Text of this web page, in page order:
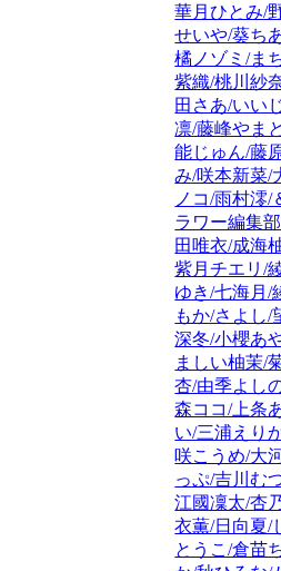
華月ひとみ/
せいや/葵ち
橘ノゾミ/ま
紫織/桃川紗
田さあ/いい
凛/藤峰やま
能じゅん/藤
み/咲本新菜/
ノコ/雨村澪/
ラワー編集
田唯衣/成海
紫月チエリ/
ゆき/七海月/
もか/さよし/
深冬/小櫻あ
ましい柚茉/
杏/由季よし
森ココ/上条
い/三浦えり
咲こうめ/大
っぷ/吉川む
江國凜太/杏
衣薫/日向夏/
とうこ/倉苗